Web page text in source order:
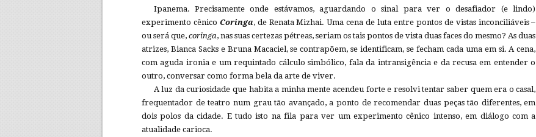
Ipanema. Precisamente onde estávamos, aguardando o sinal para ver o desafiador (e lindo)
experimento cênico Coringa, de Renata Mizhai. Uma cena de luta entre pontos de vistas inconciliáveis –
ou será que,coringa, nas suas certezas pétreas, seriam os tais pontos de vista duas faces do mesmo? As duas
atrizes, Bianca Sacks e Bruna Macaciel, se contrapõem, se identificam, se fecham cada uma em si. A cena,
com aguda ironia e um requintado cálculo simbólico, fala da intransigência e da recusa em entender o
outro, conversar como forma bela da arte de viver.
A luz da curiosidade que habita a minha mente acendeu forte e resolvi tentar saber quem era o casal,
frequentador de teatro num grau tão avançado, a ponto de recomendar duas peças tão diferentes, em
dois polos da cidade. E tudo isto na fila para ver um experimento cênico intenso, em diálogo com a
atualidade carioca.